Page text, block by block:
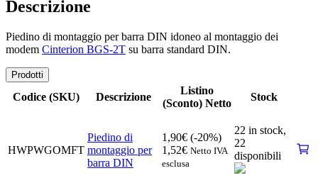
Descrizione
Piedino di montaggio per barra DIN idoneo al montaggio dei
modem Cinterion BGS-2T su barra standard DIN.
Prodotti
Codice (SKU) Descrizione
Listino
(Sconto) Netto
Stock
HWPWGOMFT
Piedino di
montaggio per
barra DIN
1,90€ (-20%)
1,52€ Netto IVA
esclusa
22 in stock,
22
disponibili